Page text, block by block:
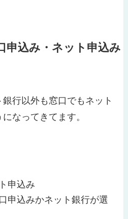
申込み・ネット申込み
行以外も窓口でもネット
なってきてます。
申込み
申込みかネット銀行が選